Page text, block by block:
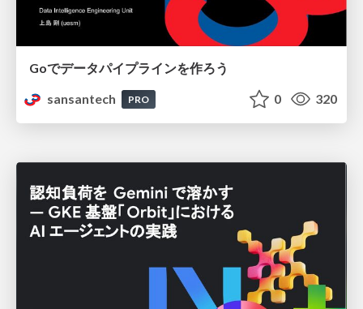
Goでデータパイプラインを作ろう
sansantech
PRO 0 320